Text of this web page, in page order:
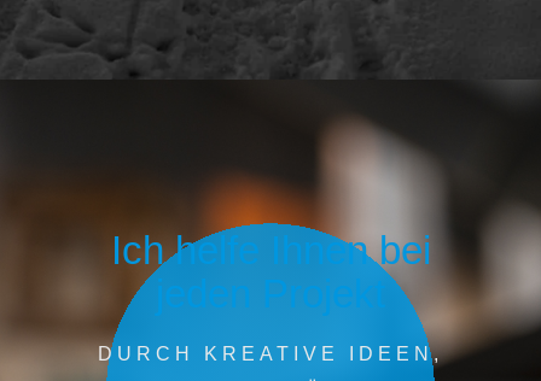
Ich helfe Ihnen bei
jeden Projekt
DURCH KREATIVE IDEEN,